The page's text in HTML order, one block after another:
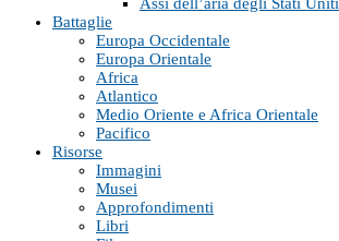
Battaglie
Europa Occidentale
Europa Orientale
Africa
Atlantico
Medio Oriente e Africa Orientale
Pacifico
Risorse
Immagini
Musei
Approfondimenti
Libri